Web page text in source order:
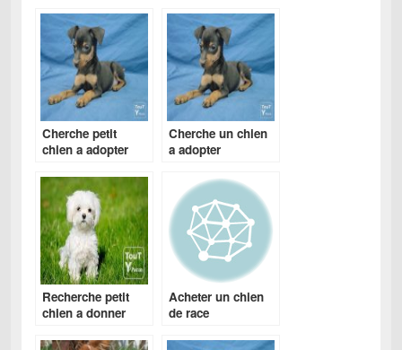
Cherche petit
chien a adopter
Cherche un chien
a adopter
Recherche petit
chien a donner
Acheter un chien
de race